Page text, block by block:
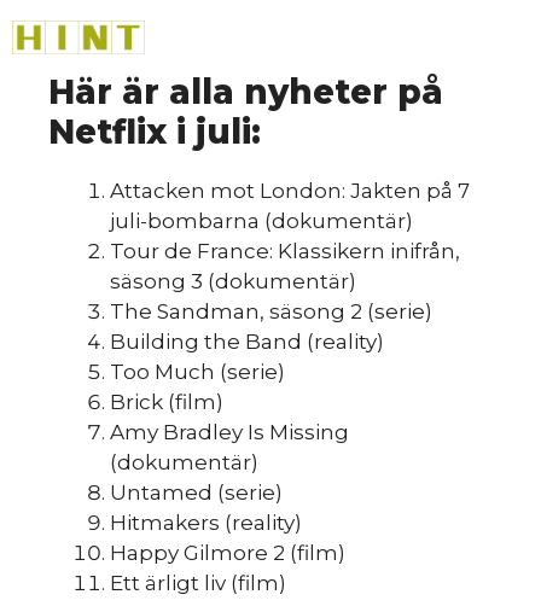
till
innehållHär är alla nyheter på
Netflix i juli:
Attacken mot London: Jakten på 7
juli-bombarna (dokumentär)
Tour de France: Klassikern inifrån,
säsong 3 (dokumentär)
The Sandman, säsong 2 (serie)
Building the Band (reality)
Too Much (serie)
Brick (film)
Amy Bradley Is Missing
(dokumentär)
Untamed (serie)
Hitmakers (reality)
Happy Gilmore 2 (film)
Ett ärligt liv (film)
HINT»
Så